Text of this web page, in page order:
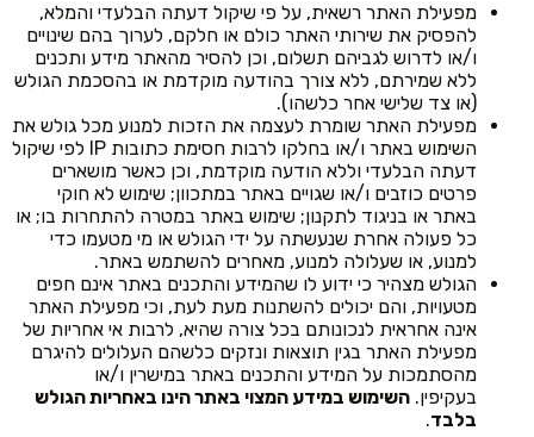
מפעילת האתר רשאית, על פי שיקול דעתה הבלעדי והמלא,
להפסיק את שירותי האתר כולם או חלקם, לערוך בהם שינויים
ו/או לדרוש לגביהם תשלום, וכן להסיר מהאתר מידע ותכנים
ללא שמירתם, ללא צורך בהודעה מוקדמת או בהסכמת הגולש
(או צד שלישי אחר כלשהו).
מפעילת האתר שומרת לעצמה את הזכות למנוע מכל גולש את
השימוש באתר ו/או בחלקו לרבות חסימת כתובות IP לפי שיקול
דעתה הבלעדי וללא הודעה מוקדמת, וכן כאשר מושארים
פרטים כוזבים ו/או שגויים באתר במתכוון; שימוש לא חוקי
באתר או בניגוד לתקנון; שימוש באתר במטרה להתחרות בו; או
כל פעולה אחרת שנעשתה על ידי הגולש או מי מטעמו כדי
למנוע, או שעלולה למנוע, מאחרים להשתמש באתר.
הגולש מצהיר כי ידוע לו שהמידע והתכנים באתר אינם חפים
מטעויות, והם יכולים להשתנות מעת לעת, וכי מפעילת האתר
אינה אחראית לנכונותם בכל צורה שהיא, לרבות אי אחריות של
מפעילת האתר בגין תוצאות ונזקים כלשהם העלולים להיגרם
מהסתמכות על המידע והתכנים באתר במישרין ו/או
בעקיפין. השימוש במידע המצוי באתר הינו באחריות הגולש
בלבד.